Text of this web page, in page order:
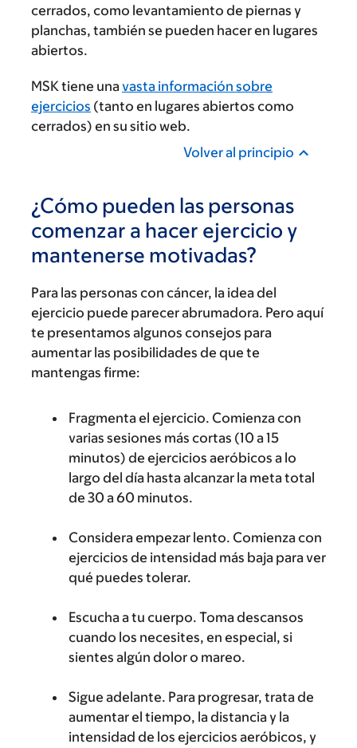
cerrados, como levantamiento de piernas y
planchas, también se pueden hacer en lugares
abiertos.
MSK tiene unavasta información sobre
ejercicios (tanto en lugares abiertos como
cerrados) en su sitio web.
Volver al principio
¿Cómo pueden las personas
comenzar a hacer ejercicio y
mantenerse motivadas?
Para las personas con cáncer, la idea del
ejercicio puede parecer abrumadora. Pero aquí
te presentamos algunos consejos para
aumentar las posibilidades de que te
mantengas firme:
Fragmenta el ejercicio. Comienza con
varias sesiones más cortas (10 a 15
minutos) de ejercicios aeróbicos a lo
largo del día hasta alcanzar la meta total
de 30 a 60 minutos.
Considera empezar lento. Comienza con
ejercicios de intensidad más baja para ver
qué puedes tolerar.
Escucha a tu cuerpo. Toma descansos
cuando los necesites, en especial, si
sientes algún dolor o mareo.
Sigue adelante. Para progresar, trata de
aumentar el tiempo, la distancia y la
intensidad de los ejercicios aeróbicos, y